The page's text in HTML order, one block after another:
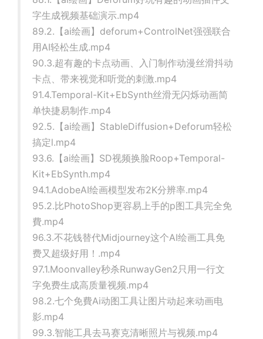
字生成视频基础演示.mp4
89.2.【ai绘画】deforum+ControlNet强强联合
用AI轻松生成.mp4
90.3.超有趣的卡点动画、入门制作动漫丝滑抖动
卡点、带来视觉和听觉的刺激.mp4
91.4.Temporal-Kit+EbSynth丝滑无闪烁动画简
单快捷易制作.mp4
92.5.【ai绘画】StableDiffusion+Deforum轻松
搞定l.mp4
93.6.【ai绘画】SD视频换脸Roop+Temporal-
Kit+EbSynth.mp4
94.1.AdobeAI绘画模型发布2K分辨率.mp4
95.2.比PhotoShop更容易上手的p图工具完全免
費.mp4
96.3.不花钱替代Midjourney这个AI绘画工具免
费又超级好用！.mp4
97.1.Moonvalley秒杀RunwayGen2只用一行文
字免费生成高质量视频.mp4
98.2.七个免費Ai动图工具让图片动起来动画电
影.mp4
99.3.智能工具去马赛克清晰照片与视频.mp4